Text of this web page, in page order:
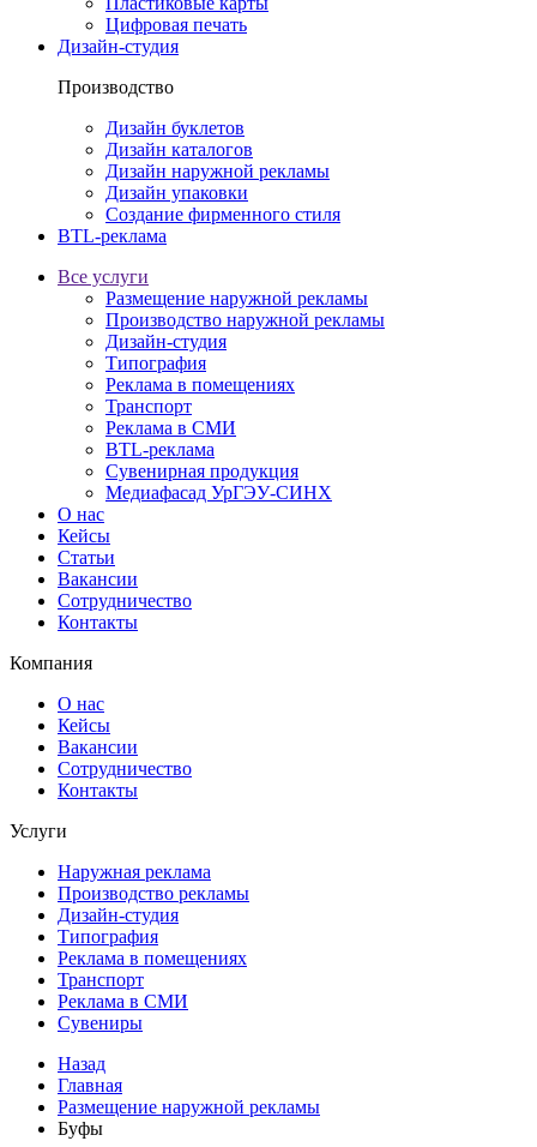
Цифровая печать
Дизайн-студия
Производство
Дизайн буклетов
Дизайн каталогов
Дизайн наружной рекламы
Дизайн упаковки
Создание фирменного стиля
BTL-реклама
Все услуги
Размещение наружной рекламы
Производство наружной рекламы
Дизайн-студия
Типография
Реклама в помещениях
Транспорт
Реклама в СМИ
BTL-реклама
Сувенирная продукция
Медиафасад УрГЭУ-СИНХ
О нас
Кейсы
Статьи
Вакансии
Сотрудничество
Контакты
Компания
О нас
Кейсы
Вакансии
Сотрудничество
Контакты
Услуги
Наружная реклама
Производство рекламы
Дизайн-студия
Типография
Реклама в помещениях
Транспорт
Реклама в СМИ
Сувениры
Назад
Главная
Размещение наружной рекламы
Буфы